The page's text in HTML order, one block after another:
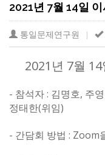
2021년 7월 14일
통일문제연구원 |
2021 년 7월 14
- 참석자 : 김명호, 주
정태한(위임)
- 간담회 방법 : Zoom